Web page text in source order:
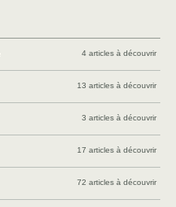
4 articles à découvrir
13 articles à découvrir
3 articles à découvrir
17 articles à découvrir
72 articles à découvrir